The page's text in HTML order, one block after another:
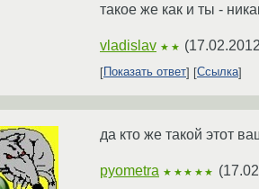
такое же как и ты -
vladislav ★★ (
Показать ответ Ссылка
да кто же такой этот
pyometra ★★★★★ (